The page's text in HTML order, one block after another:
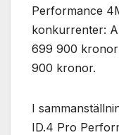
Performance
konkurrenter:
699 900
900 kronor.
I
ID.4 Pro